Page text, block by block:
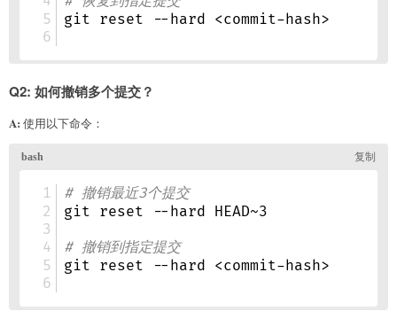
Q2: 如何撤销多个提交？
A: 使用以下命令：